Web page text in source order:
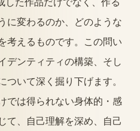
に変わるのか、どのような
考えるものです。この問い
デンティティの構築、そし
いて深く掘り下げます。
では得られない身体的・感
て、自己理解を深め、自己